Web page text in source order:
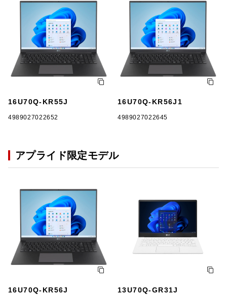
16U70Q-KR55J
4989027022652
16U70Q-KR56J1
4989027022645
アプライド限定モデル
16U70Q-KR56J 13U70Q-GR31J